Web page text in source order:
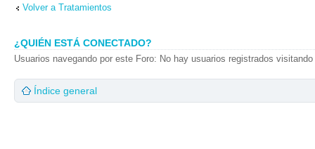
Volver a Tratamientos
¿QUIÉN ESTÁ CONECTADO?
Usuarios navegando por este Foro: No hay usuarios registrados
Índice general